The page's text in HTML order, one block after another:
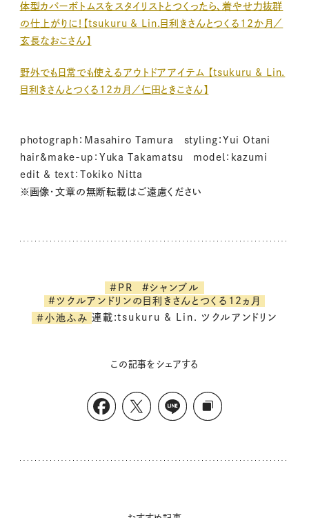
体型カバーボトムスをスタイリストとつくったら、着やせ力抜群
の仕上がりに！【tsukuru & Lin.目利きさんとつくる12か月／
玄長なおこさん】
野外でも日常でも使えるアウトドアアイテム 【tsukuru & Lin.
目利きさんとつくる12カ月／仁田ときこさん】
photograph：Masahiro Tamura styling：Yui Otani
hair&make-up：Yuka Takamatsu model：kazumi
edit & text：Tokiko Nitta
※画像・文章の無断転載はご遠慮ください
#PR
#シャンブル
#ツクルアンドリンの目利きさんとつくる12ヵ月
#小池ふみ 連載:tsukuru & Lin. ツクルアンドリン
この記事をシェアする